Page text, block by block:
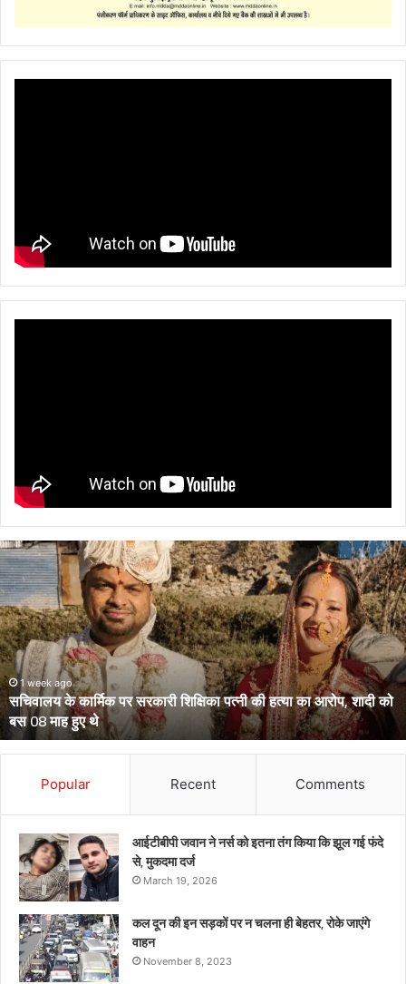
सचिवालय
के
कार्मिक
पर
सरकारी
शिक्षिका
पत्नी
की
हत्या
का
आरोप,
शादी
08
1 week ago
सचिवालय के कार्मिक पर सरकारी शिक्षिका पत्नी की हत्या का आरोप, शादी को
बस 08 माह हुए थे
Popular Recent Comments
आईटीबीपी जवान ने नर्स को इतना तंग किया कि झूल गई फंदे
से, मुकदमा दर्ज
March 19, 2026
कल दून की इन सड़कों पर न चलना ही बेहतर, रोके जाएंगे
वाहन
November 8, 2023